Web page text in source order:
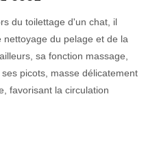
du toilettage d'un chat, il
du pelage et de la
sa fonction massage,
picots, masse délicatement
favorisant la circulation